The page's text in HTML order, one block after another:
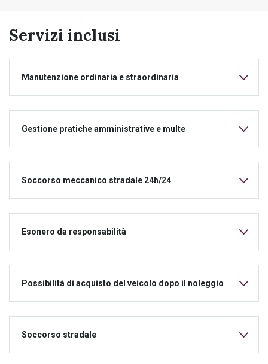
Servizi inclusi
Manutenzione ordinaria e straordinaria
Gestione pratiche amministrative e multe
Soccorso meccanico stradale 24h/24
Esonero da responsabilità
Possibilità di acquisto del veicolo dopo il noleggio
Soccorso stradale